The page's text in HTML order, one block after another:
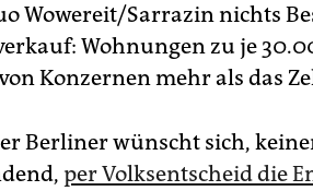
Wowereit/Sarrazin nichts
Wohnungen zu je
Konzernen mehr als das
Berliner wünscht sich,
per Volksentscheid die